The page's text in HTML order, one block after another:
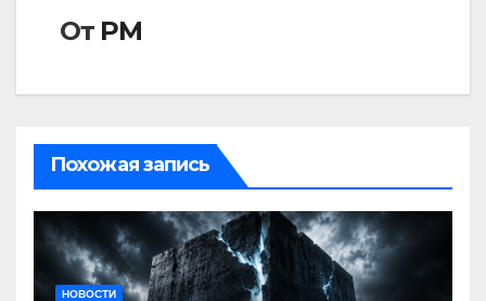
От РМ
Похожая запись
НОВОСТИ